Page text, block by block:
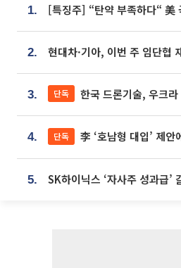
1.
2.
3. 단독 한국 드론기술, 우크라 전장서 시
4. 단독 李 ‘호남형 대입’ 제안에 교육청·지
5.